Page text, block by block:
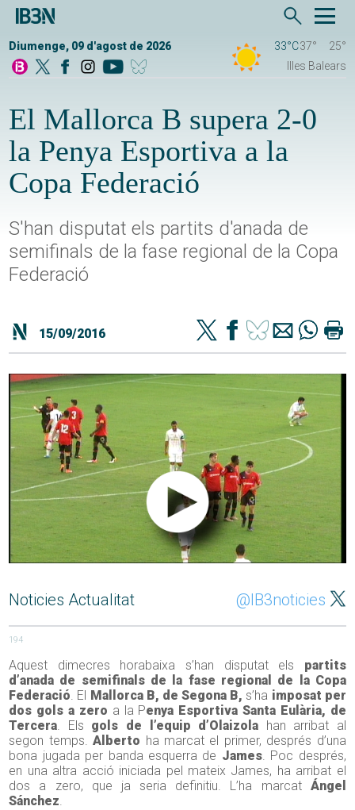
Diumenge, 09 d'agost de 2026 33°C37°
25°
Illes Balears
El Mallorca B supera 2-0
la Penya Esportiva a la
Copa Federació
S'han disputat els partits d'anada de
semifinals de la fase regional de la Copa
Federació
15/09/2016
Noticies Actualitat @IB3noticies
194
Aquest dimecres horabaixa s’han disputat els partits
d’anada de semifinals de la fase regional de la Copa
Federació. El Mallorca B, de Segona B, s’ha imposat per
dos gols a zero a la Penya Esportiva Santa Eulària, de
Tercera. Els gols de l’equip d’Olaizola han arribat al
segon temps.Alberto ha marcat el primer, després d’una
bona jugada per banda esquerra de James. Poc després,
en una altra acció iniciada pel mateix James, ha arribat el
dos a zero, que ja seria definitiu. L’ha marcat Ángel
Sánchez.